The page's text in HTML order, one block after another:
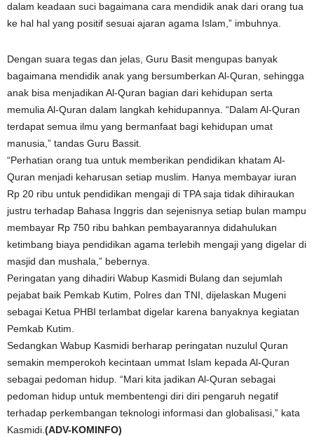
dalam keadaan suci bagaimana cara mendidik anak dari orang tua
ke hal hal yang positif sesuai ajaran agama Islam,” imbuhnya.
Dengan suara tegas dan jelas, Guru Basit mengupas banyak
bagaimana mendidik anak yang bersumberkan Al-Quran, sehingga
anak bisa menjadikan Al-Quran bagian dari kehidupan serta
memulia Al-Quran dalam langkah kehidupannya. “Dalam Al-Quran
terdapat semua ilmu yang bermanfaat bagi kehidupan umat
manusia,” tandas Guru Bassit.
“Perhatian orang tua untuk memberikan pendidikan khatam Al-
Quran menjadi keharusan setiap muslim. Hanya membayar iuran
Rp 20 ribu untuk pendidikan mengaji di TPA saja tidak dihiraukan
justru terhadap Bahasa Inggris dan sejenisnya setiap bulan mampu
membayar Rp 750 ribu bahkan pembayarannya didahulukan
ketimbang biaya pendidikan agama terlebih mengaji yang digelar di
masjid dan mushala,” bebernya.
Peringatan yang dihadiri Wabup Kasmidi Bulang dan sejumlah
pejabat baik Pemkab Kutim, Polres dan TNI, dijelaskan Mugeni
sebagai Ketua PHBI terlambat digelar karena banyaknya kegiatan
Pemkab Kutim.
Sedangkan Wabup Kasmidi berharap peringatan nuzulul Quran
semakin memperokoh kecintaan ummat Islam kepada Al-Quran
sebagai pedoman hidup. “Mari kita jadikan Al-Quran sebagai
pedoman hidup untuk membentengi diri diri pengaruh negatif
terhadap perkembangan teknologi informasi dan globalisasi,” kata
Kasmidi. (ADV-KOMINFO)